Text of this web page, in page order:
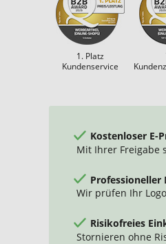
1. Platz
Kundenservice
Kostenloser E-
Mit Ihrer Freigabe
Professioneller
Wir prüfen Ihr
Risikofreies
Stornieren ohne